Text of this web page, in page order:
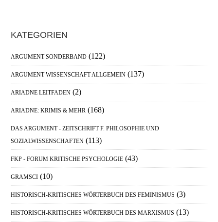
Haupt-
Sidebar
KATEGORIEN
ARGUMENT SONDERBAND (122)
ARGUMENT WISSENSCHAFT ALLGEMEIN (137)
ARIADNE LEITFADEN (2)
ARIADNE: KRIMIS & MEHR (168)
DAS ARGUMENT - ZEITSCHRIFT F. PHILOSOPHIE UND
SOZIALWISSENSCHAFTEN (113)
FKP - FORUM KRITISCHE PSYCHOLOGIE (43)
GRAMSCI (10)
HISTORISCH-KRITISCHES WÖRTERBUCH DES FEMINISMUS (3)
HISTORISCH-KRITISCHES WÖRTERBUCH DES MARXISMUS (13)